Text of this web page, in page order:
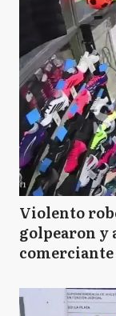
Violento
golpearon y
comerciante